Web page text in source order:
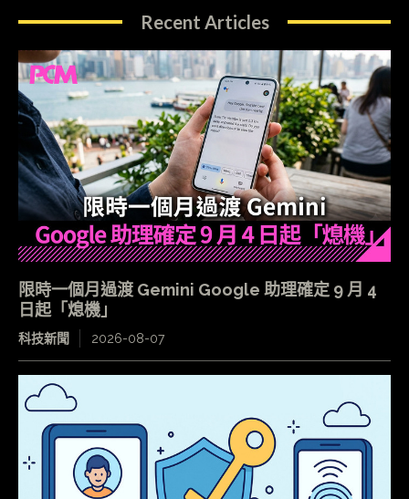
Recent Articles
限時一個月過渡 Gemini Google 助理確定 9 月 4
日起「熄機」
科技新聞 2026-08-07